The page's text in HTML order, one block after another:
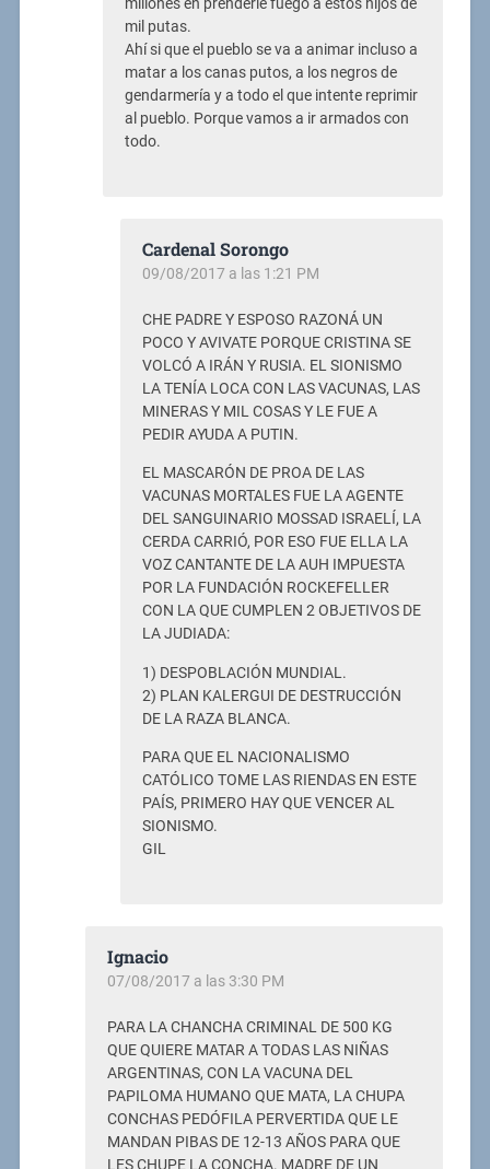
mil putas.
Ahí si que el pueblo se va a animar incluso a
matar a los canas putos, a los negros de
gendarmería y a todo el que intente reprimir
al pueblo. Porque vamos a ir armados con
todo.
Cardenal Sorongo
09/08/2017 a las 1:21 PM
CHE PADRE Y ESPOSO RAZONÁ UN
POCO Y AVIVATE PORQUE CRISTINA SE
VOLCÓ A IRÁN Y RUSIA. EL SIONISMO
LA TENÍA LOCA CON LAS VACUNAS, LAS
MINERAS Y MIL COSAS Y LE FUE A
PEDIR AYUDA A PUTIN.
EL MASCARÓN DE PROA DE LAS
VACUNAS MORTALES FUE LA AGENTE
DEL SANGUINARIO MOSSAD ISRAELÍ, LA
CERDA CARRIÓ, POR ESO FUE ELLA LA
VOZ CANTANTE DE LA AUH IMPUESTA
POR LA FUNDACIÓN ROCKEFELLER
CON LA QUE CUMPLEN 2 OBJETIVOS DE
LA JUDIADA:
1) DESPOBLACIÓN MUNDIAL.
2) PLAN KALERGUI DE DESTRUCCIÓN
DE LA RAZA BLANCA.
PARA QUE EL NACIONALISMO
CATÓLICO TOME LAS RIENDAS EN ESTE
PAÍS, PRIMERO HAY QUE VENCER AL
SIONISMO.
GIL
Ignacio
07/08/2017 a las 3:30 PM
PARA LA CHANCHA CRIMINAL DE 500 KG
QUE QUIERE MATAR A TODAS LAS NIÑAS
ARGENTINAS, CON LA VACUNA DEL
PAPILOMA HUMANO QUE MATA, LA CHUPA
CONCHAS PEDÓFILA PERVERTIDA QUE LE
MANDAN PIBAS DE 12-13 AÑOS PARA QUE
LES CHUPE LA CONCHA. MADRE DE UN